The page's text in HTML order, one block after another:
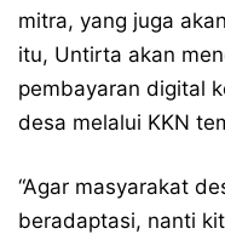
mitra, yang juga
itu, Untirta akan
pembayaran digital
desa melalui KKN
“Agar masyarakat
beradaptasi, nanti